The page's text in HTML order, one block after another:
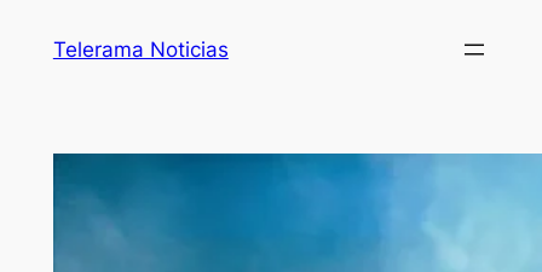
Telerama Noticias